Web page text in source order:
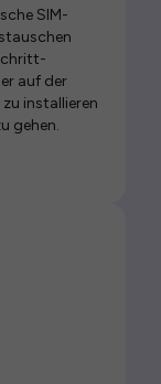
SIM-
auf der
installieren
gehen.